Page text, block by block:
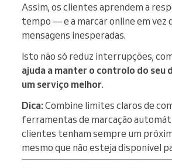
Assim, os clientes aprendem a
tempo — e a marcar online em vez
mensagens inesperadas.
Isto não só reduz interrupções,
ajuda a manter o controlo do seu
um serviço melhor.
Dica:Combine limites claros de
ferramentas de marcação
clientes tenham sempre um
mesmo que não esteja disponível